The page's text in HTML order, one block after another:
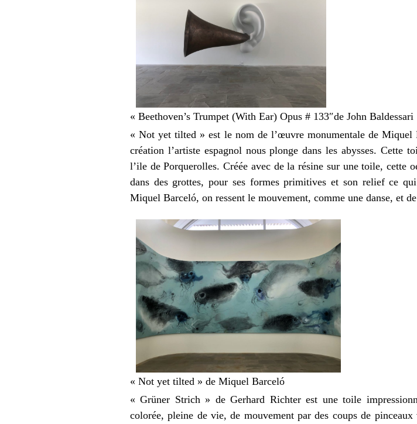
« Beethoven’s Trumpet (With Ear) Opus # 133″de John Baldessari
« Not yet tilted » est le nom de l’œuvre monumentale de
création l’artiste espagnol nous plonge dans les abysses. Cette
l’ile de Porquerolles. Créée avec de la résine sur une toile, cette
dans des grottes, pour ses formes primitives et son relief ce
Miquel Barceló, on ressent le mouvement, comme une danse, et
« Not yet tilted » de Miquel Barceló
« Grüner Strich » de Gerhard Richter est une toile
colorée, pleine de vie, de mouvement par des coups de